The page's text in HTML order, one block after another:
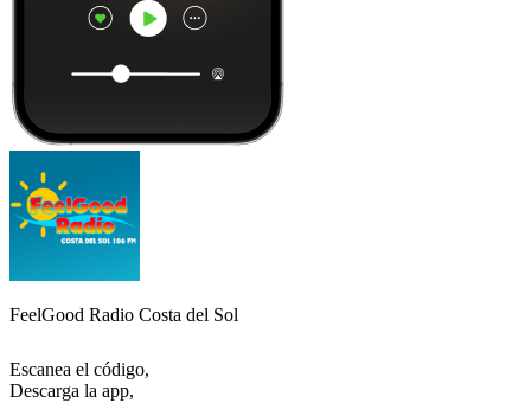
FeelGood Radio Costa del Sol
Escanea el código,
Descarga la app,